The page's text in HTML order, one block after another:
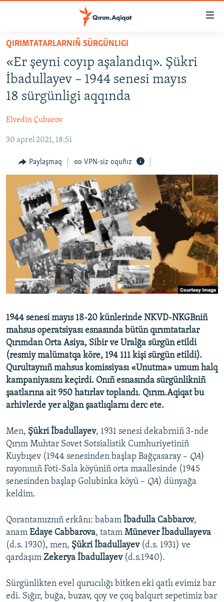
Esas
qaytmaq
Baş
navigatsiyağa
qaytmaq
Qıdıruvğa
SİYASET
İQTİSADİYAT
MEDENİYET
İNSAN AQLARI
VİDEO
BLOGLAR
FİKİR
Русский
Українською
QOŞULIÑIZ!
RFE/RS bütün saytları
QIRIMTATARLARNIÑ SÜRGÜNLIGI
«Er şeyni coyıp aşalandıq». Şükri
İbadullayev – 1944 senesi mayıs
18 sürgünligi aqqında
Elvedin Çubarov
30 aprel 2021, 18:51
Paylaşmaq VPN-siz oquñız
1944 senesi mayıs 18-20 künlerinde NKVD-NKGBniñ
mahsus operatsiyası esnasında bütün qırımtatarlar
Qırımdan Orta Asiya, Sibir ve Uralğa sürgün etildi
(resmiy malümatqa köre, 194 111 kişi sürgün etildi).
Qurultaynıñ mahsus komissiyası «Unutma» umum halq
kampaniyasını keçirdi. Onıñ esnasında sürgünlikniñ
şaatlarına ait 950 hatırlav toplandı. Qırım.Aqiqat bu
arhivlerde yer alğan şaatlıqlarnı derc ete.
Men, Şükri İbadullayev, 1931 senesi dekabrniñ 3-nde
Qırım Muhtar Sovet Sotsialistik Cumhuriyetiniñ
Kuybışev (1944 senesinden başlap Bağçasaray – QA)
rayonınıñ Foti-Sala köyüniñ orta maallesinde (1945
senesinden başlap Golubinka köyü – QA) dünyağa
keldim.
Qorantamıznıñ erkânı: babam İbadulla Cabbarov,
anam Edaye Cabbarova, tatam Münever İbadullayeva
(d.s. 1930), men, Şükri İbadullayev (d.s. 1931) ve
qardaşım Zekerya İbadullayev(d.s.1940).
Sürgünlikten evel qurucılığı bitken eki qatlı evimiz bar
edi. Sığır, buğa, buzav, qoy ve çoq balqurt sepetimiz bar